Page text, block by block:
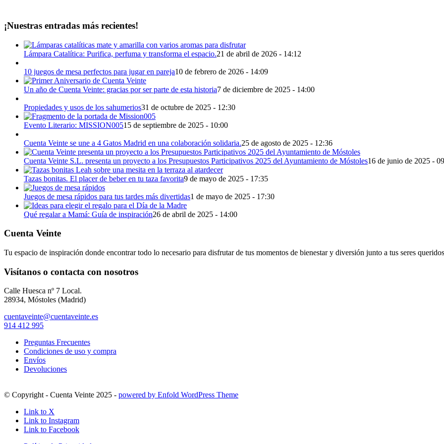
¡Nuestras entradas más recientes!
Lámpara Catalítica: Purifica, perfuma y transforma el espacio.21 de abril de 2026 - 14:12
10 juegos de mesa perfectos para jugar en pareja10 de febrero de 2026 - 14:09
Un año de Cuenta Veinte: gracias por ser parte de esta historia7 de diciembre de 2025 - 14:00
Propiedades y usos de los sahumerios31 de octubre de 2025 - 12:30
Evento Literario: MISSION00515 de septiembre de 2025 - 10:00
Cuenta Veinte se une a 4 Gatos Madrid en una colaboración solidaria.25 de agosto de 2025 - 12:36
Cuenta Veinte S.L. presenta un proyecto a los Presupuestos Participativos 2025 del Ayuntamiento de Móstoles16 de junio de 2025 -
Tazas bonitas. El placer de beber en tu taza favorita9 de mayo de 2025 - 17:35
Juegos de mesa rápidos para tus tardes más divertidas1 de mayo de 2025 - 17:30
Qué regalar a Mamá: Guía de inspiración26 de abril de 2025 - 14:00
Cuenta Veinte
Tu espacio de inspiración donde encontrar todo lo necesario para disfrutar de tus momentos de bienestar y diversión junto a tus seres queridos
Visítanos o contacta con nosotros
Calle Huesca nº 7 Local.
28934, Móstoles (Madrid)
cuentaveinte@cuentaveinte.es
914 412 995
Preguntas Frecuentes
Condiciones de uso y compra
Envíos
Devoluciones
© Copyright - Cuenta Veinte 2025 - powered by Enfold WordPress Theme
Link to X
Link to Instagram
Link to Facebook